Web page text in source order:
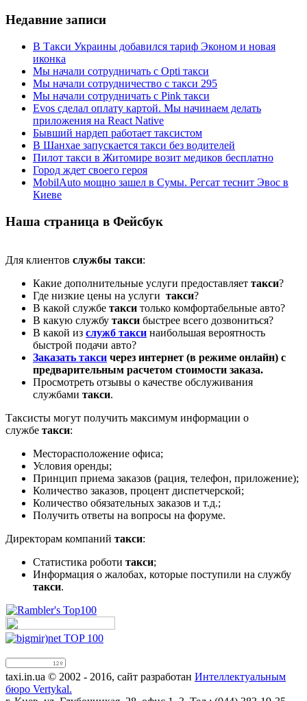
Недавние записи
В Такси Украины добавился тариф Эконом и новая
иконка
Мы начали сотрудничать с Opti такси
Мы начали сотрудничество с такси 295
Мы начали сотрудничать с Pink такси
Evos сделал оплату картой. Мы начинаем делать
приложения на React Native
Бывший нардеп работает таксистом
В Шанхае запускается такси без водителей
Пилот такси в Житомире возит медиков бесплатно
Город ждет своего героя
MobilAuto мощно зашел в Сумы. Регсат теснит Эвос в
Киеве
Наша страница в Фейсбук
Для клиентов службы такси:
Какие дополнительные услуги предоставляет такси?
Где низкие цены на услуги такси?
В какой службе такси только комфортабельные авто?
В какую службу такси быстрее всего дозвониться?
В какой из служб такси наибольшая вероятность
быстрой подачи авто?
Заказать такси через интернет (в режиме онлайн) с
предварительным расчетом стоимости заказа.
Просмотреть отзывы о качестве обслуживания
службами такси.
Таксисты могут получить максимум информации о
службе такси:
Месторасположение офиса;
Условия оренды;
Принцип приема заказов (рация, телефон, приложение);
Количество заказов, процент диспетчерской;
Количество обязательных заказов и т.д.;
Получить ответы на вопросы на форуме.
Директорам компаний такси:
Статистика роботи такси;
Информация о жалобах, которые поступили на службу
такси.
taxi.in.ua © 2002 - 2016, сайт разработан Интеллектуальным
бюро Vertykal.